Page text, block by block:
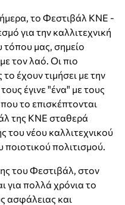
το Φεστιβάλ ΚΝΕ -
για την καλλιτεχνική
τόπου μας, σημείο
τον λαό. Οι πιο
έχουν τιμήσει με την
έγινε "ένα" με τους
το επισκέπτονται
της ΚΝΕ σταθερά
του νέου καλλιτεχνικού
πολιτισμού.
του Φεστιβάλ, στον
για πολλά χρόνια το
ασφάλειας και